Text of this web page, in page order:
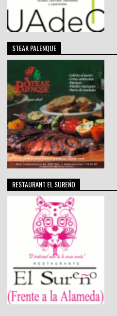
STEAK PALENQUE
RESTAURANT EL SUREÑO